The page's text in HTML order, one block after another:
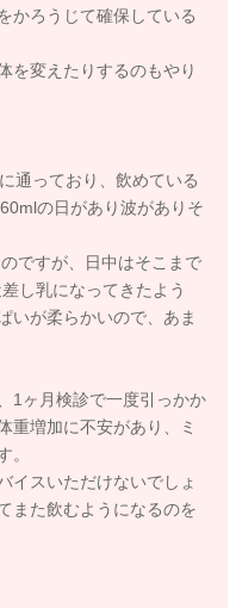
かろうじて確保している
を変えたりするのもやり
通っており、飲めている
の日があり波がありそ
ですが、日中はそこまで
し乳になってきたよう
いが柔らかいので、あま
1ヶ月検診で一度引っかか
重増加に不安があり、ミ
。
イスいただけないでしょ
また飲むようになるのを